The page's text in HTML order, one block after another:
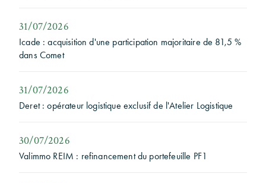
31/07/2026
Icade : acquisition d'une participation majoritaire de 81,5 %
dans Comet
31/07/2026
Deret : opérateur logistique exclusif de l'Atelier Logistique
30/07/2026
Valimmo REIM : refinancement du portefeuille PF1